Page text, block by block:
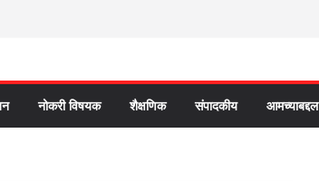
नोकरी विषयक शैक्षणिक संपादकीय आमच्याबद्दल